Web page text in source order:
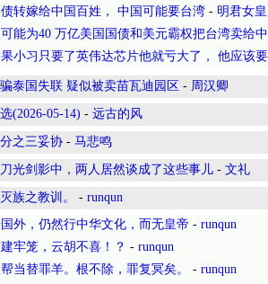
转嫁给中国百姓， 中国可能要台湾 - 明君女皇
能为40 万亿美国国债和美元霸权把台湾卖给
小习只要了英伟达芯片他就亏大了， 他应该
泰国失联 疑似被卖苗瓦迪园区 - 周汉卿
(2026-05-14) - 远古的风
之三妥协 - 马悲鸣
光剑影中，两人居然谈成了这些事儿 - 文礼
族之教训。 - runqun
外，仍然行中华文化，而无皇帝 - runqun
牢笼，云胡不喜！？ - runqun
当替罪羊。根不除，罪复冥矣。
- runqun